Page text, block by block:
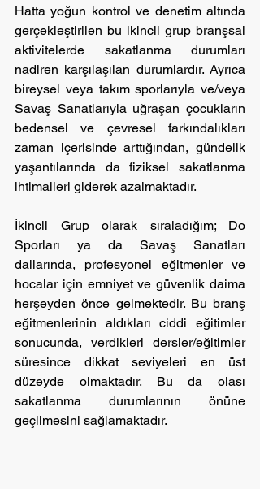
Hatta yoğun kontrol ve denetim altında
gerçekleştirilen bu ikincil grup branşsal
aktivitelerde sakatlanma durumları
nadiren karşılaşılan durumlardır. Ayrıca
bireysel veya takım sporlarıyla ve/veya
Savaş Sanatlarıyla uğraşan çocukların
bedensel ve çevresel farkındalıkları
zaman içerisinde arttığından, gündelik
yaşantılarında da fiziksel sakatlanma
ihtimalleri giderek azalmaktadır.
İkincil Grup olarak sıraladığım; Do
Sporları ya da Savaş Sanatları
dallarında, profesyonel eğitmenler ve
hocalar için emniyet ve güvenlik daima
herşeyden önce gelmektedir. Bu branş
eğitmenlerinin aldıkları ciddi eğitimler
sonucunda, verdikleri dersler/eğitimler
süresince dikkat seviyeleri en üst
düzeyde olmaktadır. Bu da olası
sakatlanma durumlarının önüne
geçilmesini sağlamaktadır.